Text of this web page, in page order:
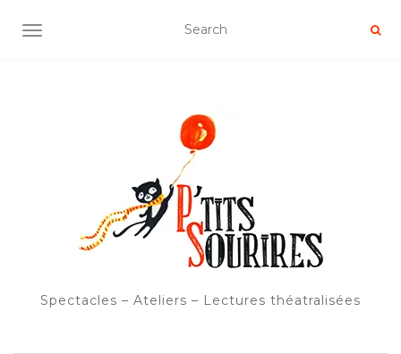
OUVRIR/FERMER LA NAVIGATION
Spectacles – Ateliers – Lectures théatralisées